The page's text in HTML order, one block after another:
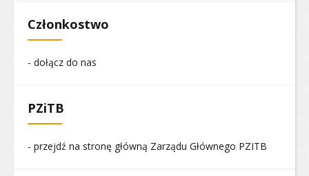
Członkostwo
- dołącz do nas
PZiTB
- przejdź na stronę główną Zarządu Głównego PZITB